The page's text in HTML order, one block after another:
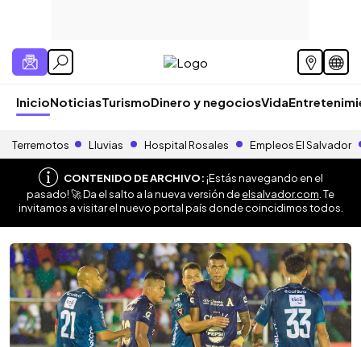
InicioNoticiasTurismoDinero y negociosVida
Terremotos Lluvias Hospital Rosales Empleos El Salvador
CONTENIDO DE ARCHIVO:¡Estás navegando en el
pasado! 🚀 Da el salto a la nueva versión deelsalvador.com . Te
invitamos a visitar el nuevo portal país donde coincidimos todos.